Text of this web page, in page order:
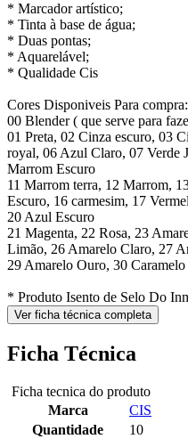
* Marcador artístico;
* Tinta à base de água;
* Duas pontas;
* Aquarelável;
* Qualidade Cis
Cores Disponiveis Para compra:
00 Blender ( que serve para
01 Preta, 02 Cinza escuro, 03
royal, 06 Azul Claro, 07 Verde
Marrom Escuro
11 Marrom terra, 12 Marrom,
Escuro, 16 carmesim, 17
20 Azul Escuro
21 Magenta, 22 Rosa, 23
Limão, 26 Amarelo Claro, 27
29 Amarelo Ouro, 30 Caramelo
* Produto Isento de Selo Do
Ver ficha técnica completa
Ficha Técnica
Ficha tecnica do produto
Marca
CIS
Quantidade
10